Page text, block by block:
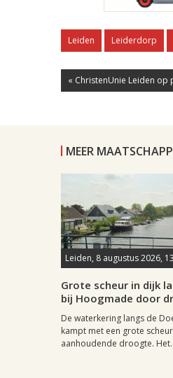
Leiden Leiderdorp
« ChristenUnie Leiden op
MEER
Leiden, 8 augustus 2026,
Grote scheur in dijk
bij Hoogmade door
De waterkering langs de
kampt met een grote
aanhoudende droogte.